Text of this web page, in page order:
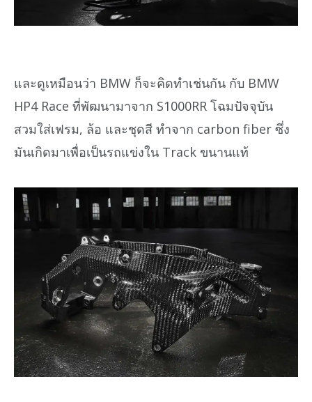
และดูเหมือนว่า BMW ก็จะคิดทำเช่นกัน กับ BMW
HP4 Race ที่พัฒนามาจาก S1000RR โฉมปัจจุบัน
สวมใส่เฟรม, ล้อ และชุดสี ทำจาก carbon fiber ซึ่ง
มันเกิดมาเพื่อเป็นรถแข่งใน Track ขนานแท้